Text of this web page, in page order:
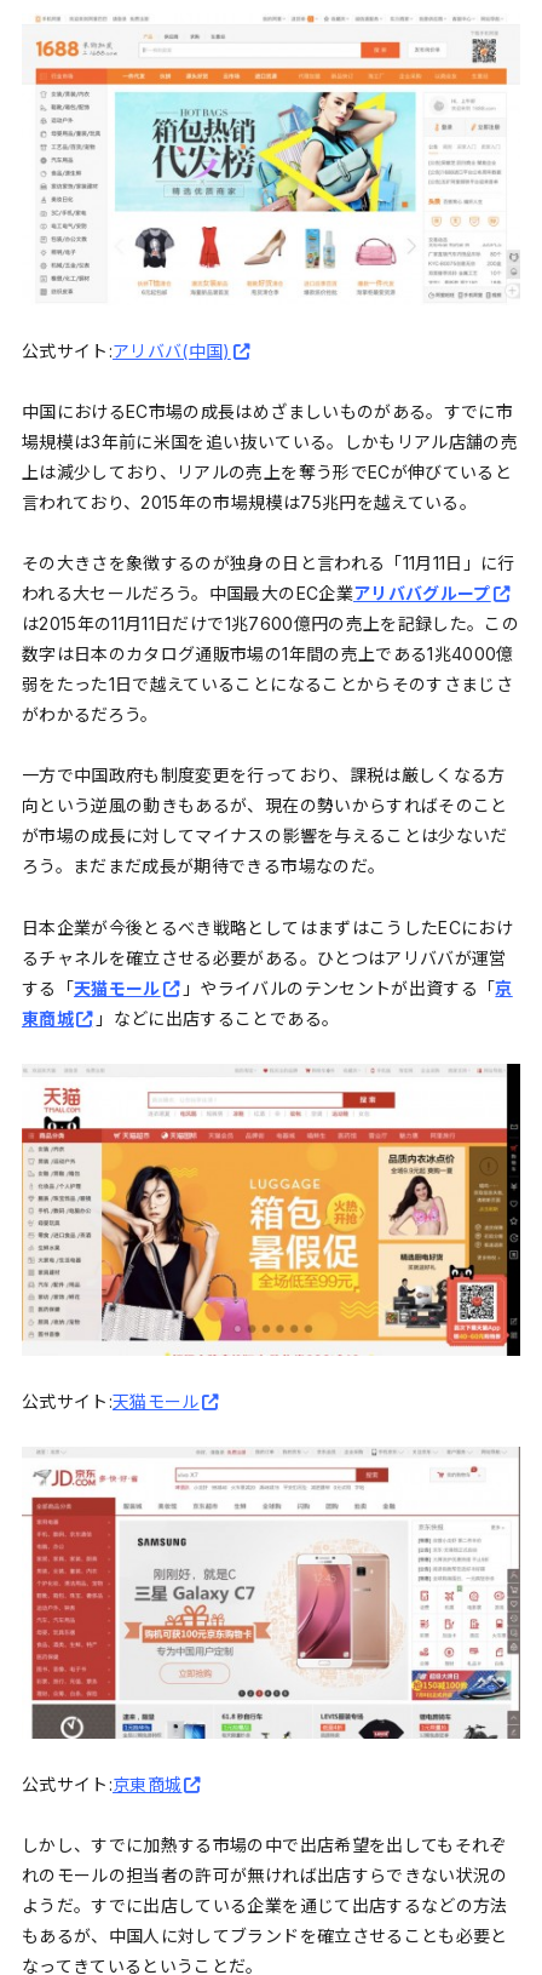
公式サイト:アリババ(中国)
中国におけるEC市場の成長はめざましいものがある。すでに市
場規模は3年前に米国を追い抜いている。しかもリアル店舗の売
上は減少しており、リアルの売上を奪う形でECが伸びていると
言われており、2015年の市場規模は75兆円を越えている。
その大きさを象徴するのが独身の日と言われる「11月11日」に行
われる大セールだろう。中国最大のEC企業アリババグループ
は2015年の11月11日だけで1兆7600億円の売上を記録した。この
数字は日本のカタログ通販市場の1年間の売上である1兆4000億
弱をたった1日で越えていることになることからそのすさまじさ
がわかるだろう。
一方で中国政府も制度変更を行っており、課税は厳しくなる方
向という逆風の動きもあるが、現在の勢いからすればそのこと
が市場の成長に対してマイナスの影響を与えることは少ないだ
ろう。まだまだ成長が期待できる市場なのだ。
日本企業が今後とるべき戦略としてはまずはこうしたECにおけ
るチャネルを確立させる必要がある。ひとつはアリババが運営
する「天猫モール 」やライバルのテンセントが出資する「京
東商城
」などに出店することである。
公式サイト:天猫モール
公式サイト:京東商城
しかし、すでに加熱する市場の中で出店希望を出してもそれぞ
れのモールの担当者の許可が無ければ出店すらできない状況の
ようだ。すでに出店している企業を通じて出店するなどの方法
もあるが、中国人に対してブランドを確立させることも必要と
なってきているということだ。